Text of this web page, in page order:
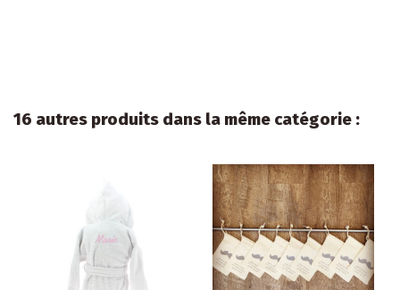
16 autres produits dans la même catégorie :